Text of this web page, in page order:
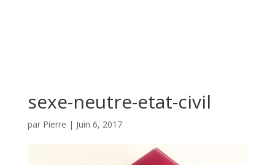
sexe-neutre-etat-civil
par Pierre | Juin 6, 2017